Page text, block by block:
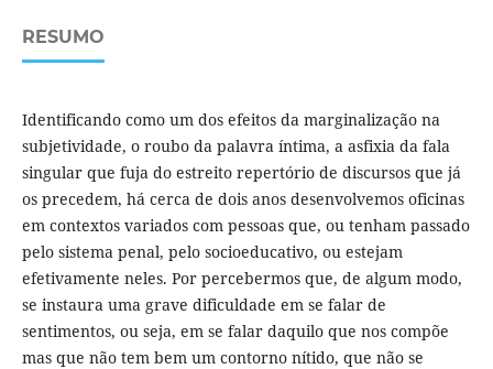
RESUMO
Identificando como um dos efeitos da marginalização na
subjetividade, o roubo da palavra íntima, a asfixia da fala
singular que fuja do estreito repertório de discursos que já
os precedem, há cerca de dois anos desenvolvemos oficinas
em contextos variados com pessoas que, ou tenham passado
pelo sistema penal, pelo socioeducativo, ou estejam
efetivamente neles. Por percebermos que, de algum modo,
se instaura uma grave dificuldade em se falar de
sentimentos, ou seja, em se falar daquilo que nos compõe
mas que não tem bem um contorno nítido, que não se